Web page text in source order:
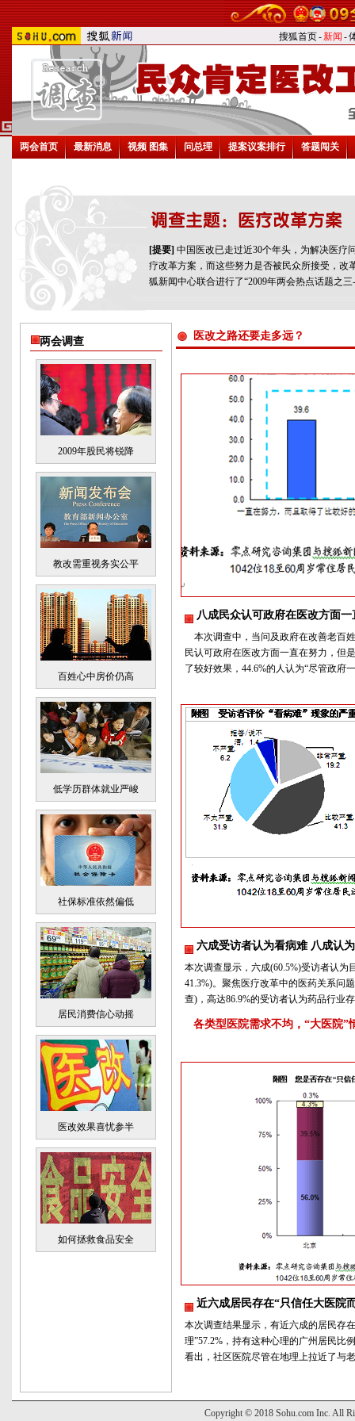
搜狐首页-新闻 -
两会首页 最新消息 视频 图集 问总理 提案议案排行 答题闯关
[提要] 中国医改已走过近30个年头，为解决医疗
疗改革方案，而这些努力是否被民众所接受，
狐新闻中心联合进行了“2009年两会热点话题之
两会调查
2009年股民将锐降
教改需重视务实公平
百姓心中房价仍高
低学历群体就业严峻
社保标准依然偏低
居民消费信心动摇
医改效果喜忧参半
如何拯救食品安全
医改之路还要走多远？
八成民众认可政府在医改方面
本次调查中，当问及政府在改善老百
民认可政府在医改方面一直在努力，但
了较好效果，44.6%的人认为“尽管政府
六成受访者认为看病难 八成认
本次调查显示，六成(60.5%)受访者认为
41.3%)。聚焦医疗改革中的医药关系问
查)，高达86.9%的受访者认为药品行业
各类型医院需求不均，“大医院”
近六成居民存在“只信任大医院
本次调查结果显示，有近六成的居民存
理”57.2%，持有这种心理的广州居民比
看出，社区医院尽管在地理上拉近了与
Copyright © 2018 Sohu.com Inc. All